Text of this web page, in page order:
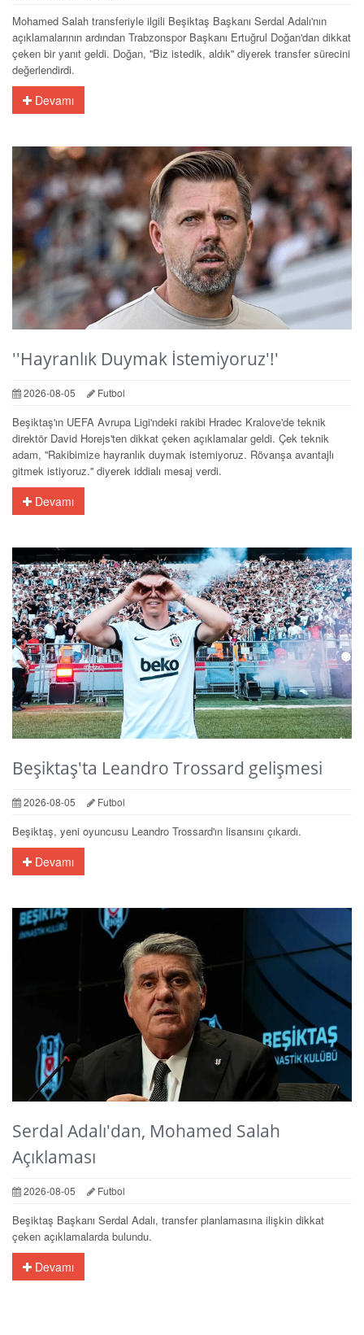
Mohamed Salah transferiyle ilgili Beşiktaş Başkanı Serdal Adalı'nın
açıklamalarının ardından Trabzonspor Başkanı Ertuğrul Doğan'dan dikkat
çeken bir yanıt geldi. Doğan, ''Biz istedik, aldık'' diyerek transfer sürecini
değerlendirdi.
Devamı
''Hayranlık Duymak İstemiyoruz'!'
2026-08-05 Futbol
Beşiktaş'ın UEFA Avrupa Ligi'ndeki rakibi Hradec Kralove'de teknik
direktör David Horejs'ten dikkat çeken açıklamalar geldi. Çek teknik
adam, ''Rakibimize hayranlık duymak istemiyoruz. Rövanşa avantajlı
gitmek istiyoruz.'' diyerek iddialı mesaj verdi.
Devamı
Beşiktaş'ta Leandro Trossard gelişmesi
2026-08-05 Futbol
Beşiktaş, yeni oyuncusu Leandro Trossard'ın lisansını çıkardı.
Devamı
Serdal Adalı'dan, Mohamed Salah
Açıklaması
2026-08-05 Futbol
Beşiktaş Başkanı Serdal Adalı, transfer planlamasına ilişkin dikkat
çeken açıklamalarda bulundu.
Devamı